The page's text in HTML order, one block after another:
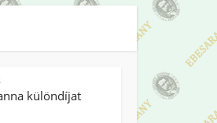
különdíjat